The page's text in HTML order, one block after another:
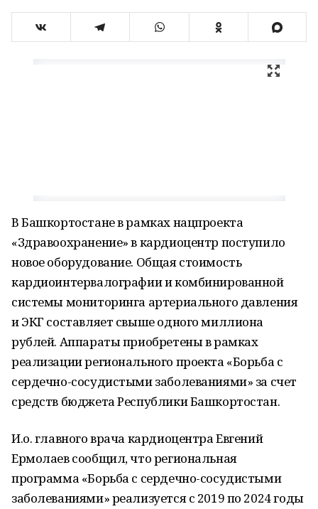
В Башкортостане в рамках нацпроекта
«Здравоохранение» в кардиоцентр поступило
новое оборудование. Общая стоимость
кардиоинтервалографии и комбинированной
системы мониторинга артериального давления
и ЭКГ составляет свыше одного миллиона
рублей. Аппараты приобретены в рамках
реализации регионального проекта «Борьба с
сердечно-сосудистыми заболеваниями» за счет
средств бюджета Республики Башкортостан.
И.о. главного врача кардиоцентра Евгений
Ермолаев сообщил, что региональная
программа «Борьба с сердечно-сосудистыми
заболеваниями» реализуется с 2019 по 2024 годы